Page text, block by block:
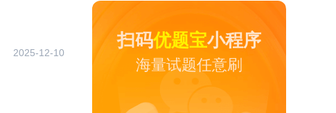
2025-12-10
扫码优题宝小程序
海量试题任意刷